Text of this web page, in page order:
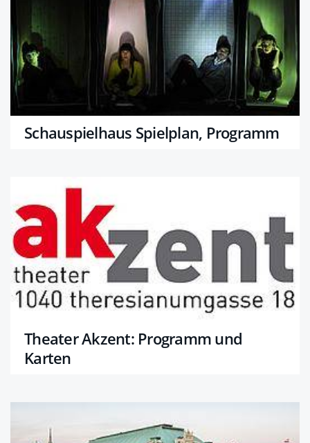
Schauspielhaus Spielplan, Programm
Theater Akzent: Programm und
Karten